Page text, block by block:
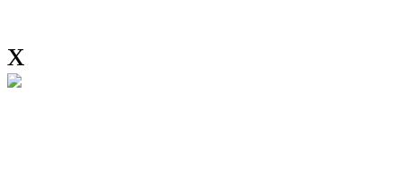
x